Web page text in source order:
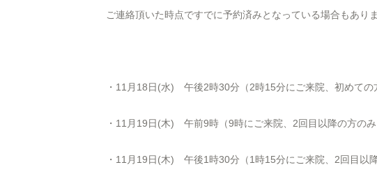
ご連絡頂いた時点ですでに予約済みとなっている場合もあり
・11月18日(水) 午後2時30分（2時15分にご来院、初めての
・11月19日(木) 午前9時（9時にご来院、2回目以降の方のみ
・11月19日(木) 午後1時30分（1時15分にご来院、2回目以降